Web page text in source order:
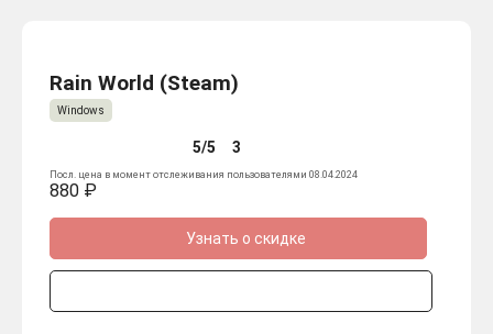
Rain World (Steam)
Windows
5/5 3
Посл. цена в момент отслеживания пользователями 08.04.2024
880 ₽
Узнать о скидке